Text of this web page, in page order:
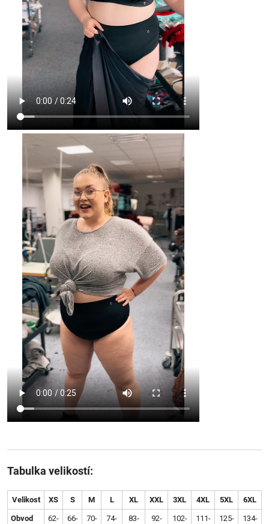
Tabulka velikostí:
Velikost XS S M L XL XXL 3XL 4XL 5XL 6XL
Obvod
62-
66-
70-
74-
83-
92-
102-
111-
125-
134-